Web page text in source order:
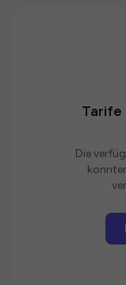
Tarife
Die